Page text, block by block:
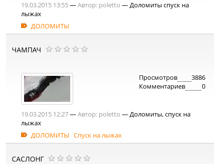
19.03.2015 13:55—Автор: poletto — Доломиты спуск на
лыжах
ДОЛОМИТЫ
ЧАМПАЧ
Просмотров
3886
Комментариев
0
19.03.2015 12:27—Автор: poletto — Доломиты, спуск на
лыжах
ДОЛОМИТЫ Спуск на лыжах
САСЛОНГ